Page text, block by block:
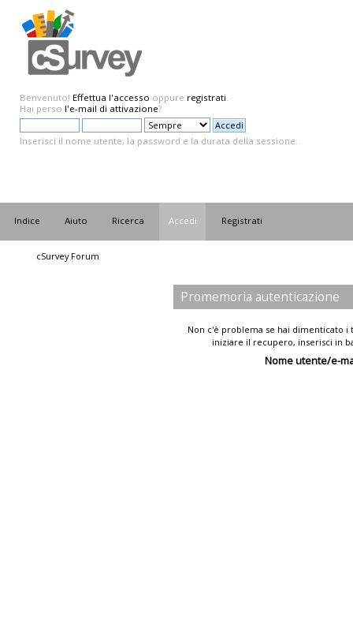
Benvenuto! Effettua l'accesso oppure registrati.
Hai perso l'e-mail di attivazione?
Inserisci il nome utente, la password e la durata della sessione.
Indice Aiuto Ricerca Accedi Registrati
cSurvey Forum
Promemoria autenticazione
Non c'è problema se hai dimenticato i
iniziare il recupero, inserisci in
Nome utente/e-